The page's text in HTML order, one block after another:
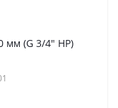
мм (G 3/4" НР)